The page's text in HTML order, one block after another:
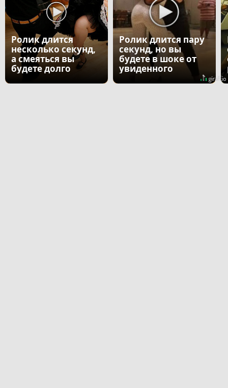
Ролик длится
несколько секунд,
а смеяться вы
будете долго
Ролик длится пару
секунд, но вы
будете в шоке от
увиденного